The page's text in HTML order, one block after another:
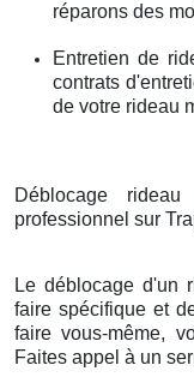
réparons des
Entretien de
contrats
de votre rideau
Déblocage
professionnel sur
Le déblocage d'un
faire spécifique et
faire vous-même,
Faites appel à un